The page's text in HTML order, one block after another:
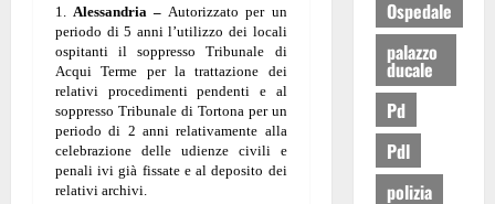
1. Alessandria – Autorizzato per un
periodo di 5 anni l’utilizzo dei locali
ospitanti il soppresso Tribunale di
Acqui Terme per la trattazione dei
relativi procedimenti pendenti e al
soppresso Tribunale di Tortona per un
periodo di 2 anni relativamente alla
celebrazione delle udienze civili e
penali ivi già fissate e al deposito dei
relativi archivi.
Ospedale
palazzo
ducale
Pd
Pdl
polizia